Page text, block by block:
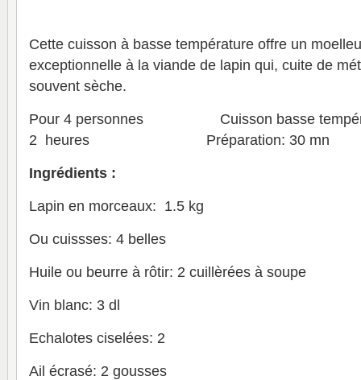
Cette cuisson à basse température offre un
exceptionnelle à la viande de lapin qui, cuite de
souvent sèche.
Pour 4 personnes Cuisson basse
2 heures Préparation: 30 mn
Ingrédients :
Lapin en morceaux: 1.5 kg
Ou cuissses: 4 belles
Huile ou beurre à rôtir: 2 cuillèrées à soupe
Vin blanc: 3 dl
Echalotes ciselées: 2
Ail écrasé: 2 gousses